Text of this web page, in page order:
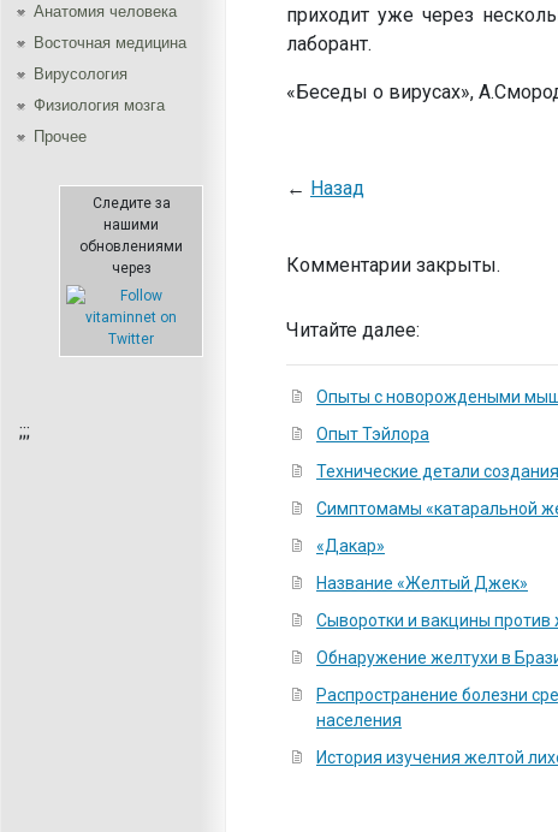
Aнатомия человека
Восточная медицина
Вирусология
Физиология мозга
Прочее
Следите за
нашими
обновлениями
через
;;;
приходит уже через
лаборант.
«Беседы о вирусах»,
← Назад
Комментарии закрыты.
Читайте далее:
Опыты с новорождеными
Опыт Тэйлора
Технические детали
Симптомамы «катаральной
«Дакар»
Название «Желтый Джек»
Сыворотки и вакцины против
Обнаружение желтухи в
Распространение болезни
населения
История изучения желтой